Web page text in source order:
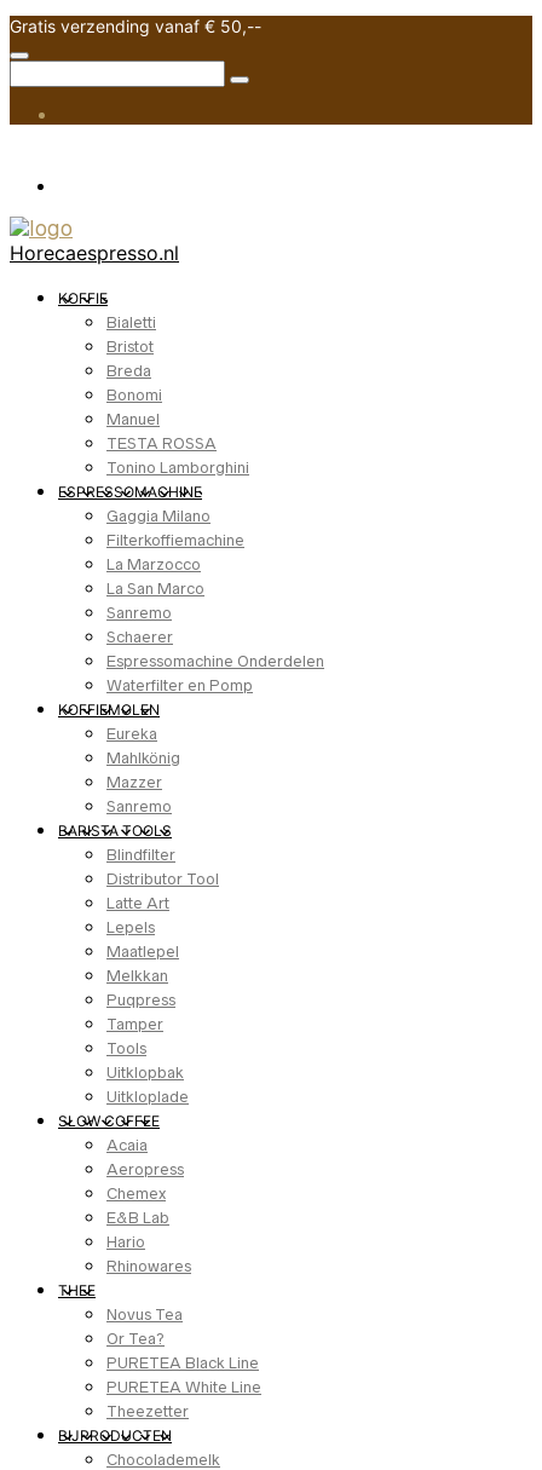
Gratis verzending vanaf € 50,--
Horecaespresso.nl
KOFFIE
Bialetti
Bristot
Breda
Bonomi
Manuel
TESTA ROSSA
Tonino Lamborghini
ESPRESSOMACHINE
Gaggia Milano
Filterkoffiemachine
La Marzocco
La San Marco
Sanremo
Schaerer
Espressomachine Onderdelen
Waterfilter en Pomp
KOFFIEMOLEN
Eureka
Mahlkönig
Mazzer
Sanremo
BARISTA TOOLS
Blindfilter
Distributor Tool
Latte Art
Lepels
Maatlepel
Melkkan
Puqpress
Tamper
Tools
Uitklopbak
Uitkloplade
SLOW COFFEE
Acaia
Aeropress
Chemex
E&B Lab
Hario
Rhinowares
THEE
Novus Tea
Or Tea?
PURETEA Black Line
PURETEA White Line
Theezetter
BIJPRODUCTEN
Chocolademelk